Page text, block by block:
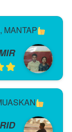
MANTAP